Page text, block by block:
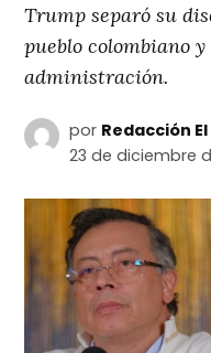
Trump separó su
pueblo colombiano
administración.
por Redacción
23 de diciembre